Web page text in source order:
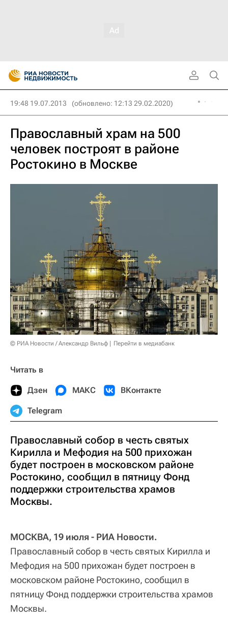
19:48 19.07.2013 (обновлено: 12:13 29.02.2020)
Православный храм на 500
человек построят в районе
Ростокино в Москве
© РИА Новости / Александр Вильф Перейти в медиабанк
Читать в
Дзен МАКС ВКонтакте
Telegram
Православный собор в честь святых
Кирилла и Мефодия на 500 прихожан
будет построен в московском районе
Ростокино, сообщил в пятницу Фонд
поддержки строительства храмов
Москвы.
МОСКВА, 19 июля - РИА Новости.
Православный собор в честь святых Кирилла и
Мефодия на 500 прихожан будет построен в
московском районе Ростокино, сообщил в
пятницу Фонд поддержки строительства храмов
Москвы.